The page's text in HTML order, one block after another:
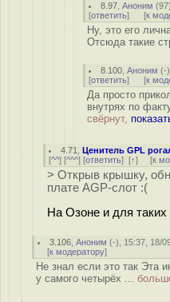
8.97 ,Аноним (97
[ответить] [к
Ну, это его
Отсюда такие
8.100 ,Аноним (-
[ответить] [к
Да просто
внутрях по
свёрнут,
4.71 ,Ценитель GPL
[^^] [^^^] [ответить] [↑] [к
> Открыв крышку,
плате AGP-слот :(
На Озоне и для
3.106 ,Аноним (-), 15:37, 18/
[к модератору]
Не знал если это так Эта
у самого четырёх ...